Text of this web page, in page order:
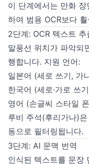
이 단계에서는 만화
하여 범용 OCR보다
2단계: OCR 텍스트 추
말풍선 위치가 파악되
행합니다. 지원 언어:
일본어 (세로 쓰기, 가
한국어 (세로·가로 쓰
영어 (손글씨 스타일
루비 주석(후리가나)
동으로 필터링됩니다.
3단계: AI 문맥 번역
인식된 텍스트를 문장